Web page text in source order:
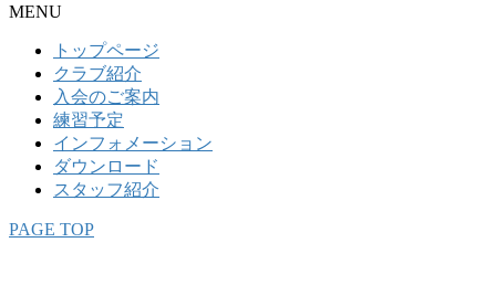
MENU
トップページ
クラブ紹介
入会のご案内
練習予定
インフォメーション
ダウンロード
スタッフ紹介
PAGE TOP